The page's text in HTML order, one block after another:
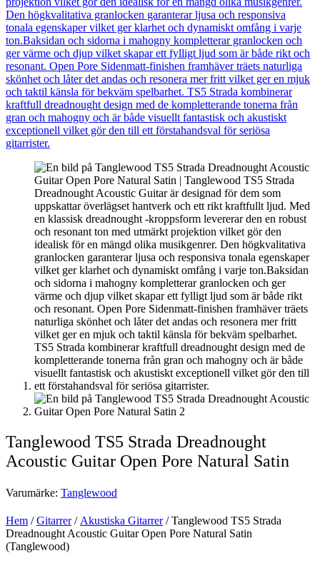
Tanglewood TS5 Strada Dreadnought
Acoustic Guitar Open Pore Natural Satin
Varumärke: Tanglewood
Hem /Gitarrer/ Akustiska Gitarrer/ Tanglewood TS5 Strada
Dreadnought Acoustic Guitar Open Pore Natural Satin
(Tanglewood)